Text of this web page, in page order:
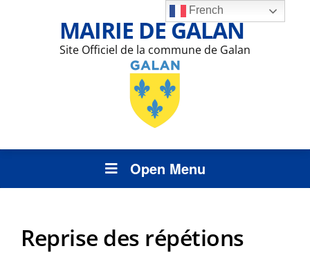
MAIRIE DE GALAN
Site Officiel de la commune de Galan
Open Menu
Reprise des répétions
French